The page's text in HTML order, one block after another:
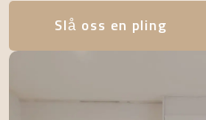
Slå oss en pling